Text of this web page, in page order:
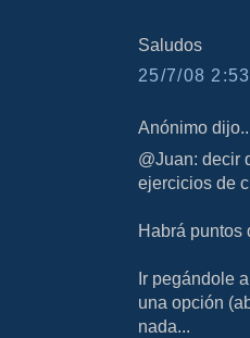
Saludos
25/7/08
Anónimo
@Juan: decir
ejercicios de
Habrá puntos
Ir pegándole
una opción
nada...